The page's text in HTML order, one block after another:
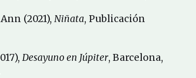
(2021), Niñata, Publicación
Desayuno en Júpiter, Barcelona,